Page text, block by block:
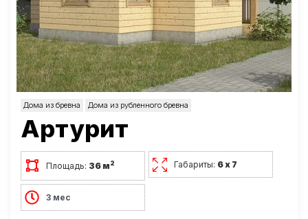
Дома из бревна Дома из рубленного бревна
Артурит
Площадь: 36 м2 Габариты: 6 х 7
3 мес